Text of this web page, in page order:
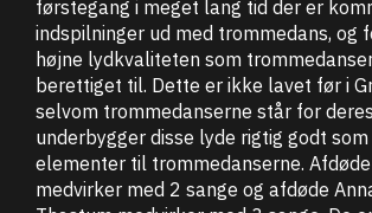
førstegang i meget lang tid der er
indspilninger ud med trommedans, og
højne lydkvaliteten som
berettiget til. Dette er ikke lavet før i
selvom trommedanserne står for
underbygger disse lyde rigtig godt
elementer til trommedanserne. Afdøde
medvirker med 2 sange og afdøde